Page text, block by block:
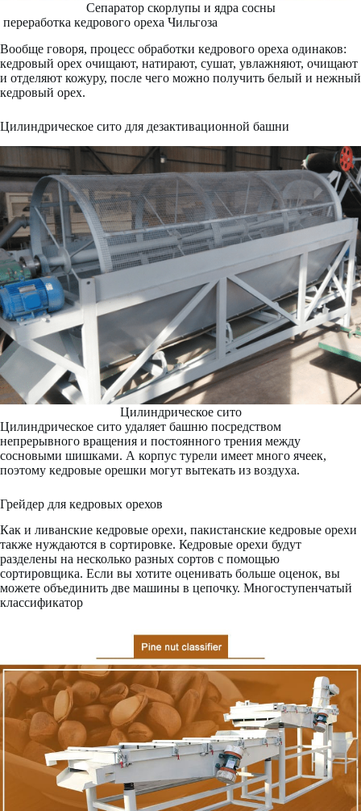
Сепаратор скорлупы и ядра сосны
переработка кедрового ореха Чильгоза
Вообще говоря, процесс обработки кедрового ореха одинаков:
кедровый орех очищают, натирают, сушат, увлажняют, очищают
и отделяют кожуру, после чего можно получить белый и нежный
кедровый орех.
Цилиндрическое сито для дезактивационной башни
Цилиндрическое сито
Цилиндрическое сито удаляет башню посредством
непрерывного вращения и постоянного трения между
сосновыми шишками. А корпус турели имеет много ячеек,
поэтому кедровые орешки могут вытекать из воздуха.
Грейдер для кедровых орехов
Как и ливанские кедровые орехи, пакистанские кедровые орехи
также нуждаются в сортировке. Кедровые орехи будут
разделены на несколько разных сортов с помощью
сортировщика. Если вы хотите оценивать больше оценок, вы
можете объединить две машины в цепочку. Многоступенчатый
классификатор